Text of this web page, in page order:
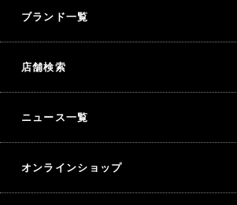
ブランド一覧
店舗検索
ニュース一覧
オンラインショップ